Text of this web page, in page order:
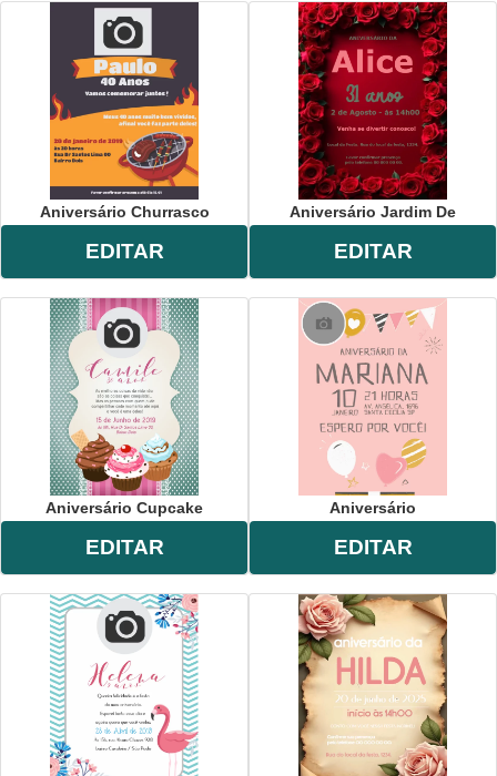
Aniversário Churrasco
EDITAR
Aniversário Jardim De
EDITAR
Aniversário Cupcake
EDITAR
Aniversário
EDITAR